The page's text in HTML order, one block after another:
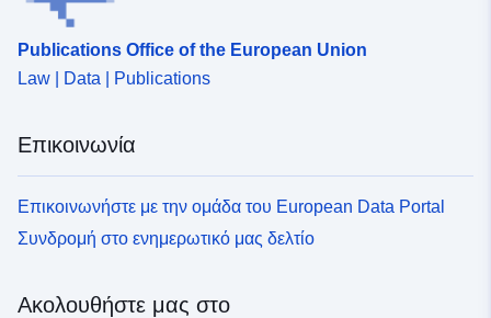
uriRef:
96d3-4624-93d9-5059b3091ad9
Publications Office of the European Union
Law | Data | Publications
Επικοινωνία
Επικοινωνήστε με την ομάδα του European Data Portal
Συνδρομή στο ενημερωτικό μας δελτίο
Ακολουθήστε μας στο